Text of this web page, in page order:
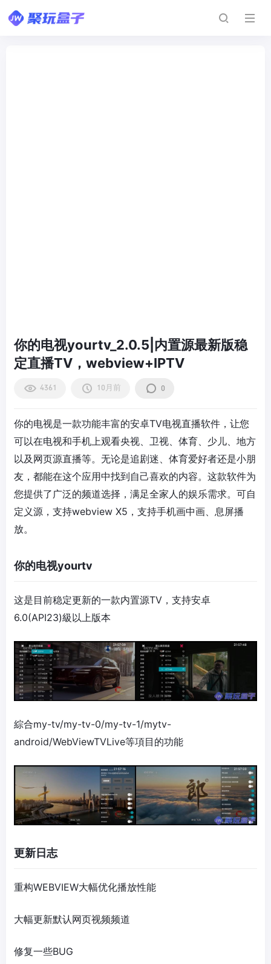
你的电视yourtv_2.0.5|内置源最新版稳
定直播TV，webview+IPTV
4361 10月前 0
你的电视是一款功能丰富的安卓TV电视直播软件，让您
可以在电视和手机上观看央视、卫视、体育、少儿、地方
以及网页源直播等。无论是追剧迷、体育爱好者还是小朋
友，都能在这个应用中找到自己喜欢的内容。这款软件为
您提供了广泛的频道选择，满足全家人的娱乐需求。可自
定义源，支持webview X5，支持手机画中画、息屏播
放。
你的电视yourtv
这是目前稳定更新的一款内置源TV，支持安卓
6.0(API23)級以上版本
綜合my-tv/my-tv-0/my-tv-1/mytv-
android/WebViewTVLive等項目的功能
更新日志
重构WEBVIEW大幅优化播放性能
大幅更新默认网页视频频道
修复一些BUG